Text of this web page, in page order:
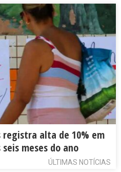
alta de 10% em
meses do ano
ÚLTIMAS NOTÍCIAS